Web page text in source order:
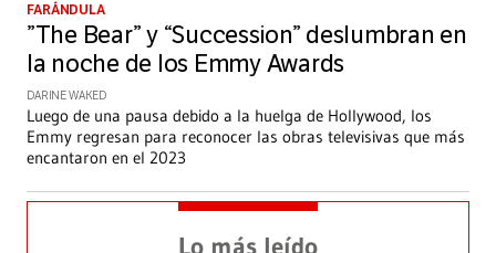
FARÁNDULA
”The Bear” y “Succession” deslumbran en
la noche de los Emmy Awards
DARINE WAKED
Luego de una pausa debido a la huelga de Hollywood, los
Emmy regresan para reconocer las obras televisivas que más
encantaron en el 2023
Lo más leído